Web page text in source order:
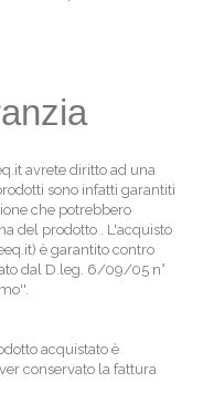
avrete diritto ad una
sono infatti garantiti
che potrebbero
del prodotto . L'acquisto
è garantito contro
dal D.leg. 6/09/05 n°
acquistato è
conservato la fattura